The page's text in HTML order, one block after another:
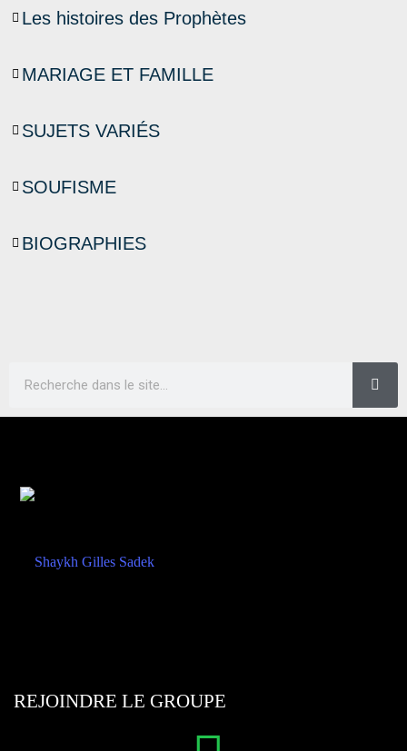
Les histoires des Prophètes
MARIAGE ET FAMILLE
SUJETS VARIÉS
SOUFISME
BIOGRAPHIES
REJOINDRE LE GROUPE